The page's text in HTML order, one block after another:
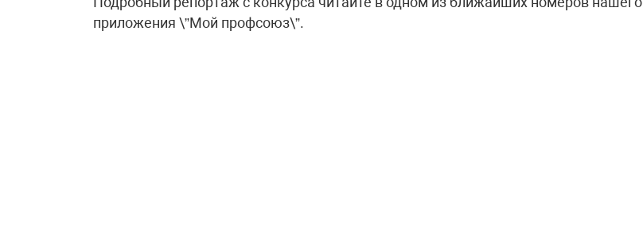
приложения \”Мой профсоюз\”.